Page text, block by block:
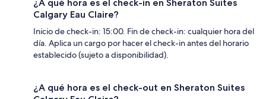
¿A qué hora es el check-in en Sheraton Suites
Calgary Eau Claire?
Inicio de check-in: 15:00. Fin de check-in: cualquier hora del
día. Aplica un cargo por hacer el check-in antes del horario
establecido (sujeto a disponibilidad).
¿A qué hora es el check-out en Sheraton Suites